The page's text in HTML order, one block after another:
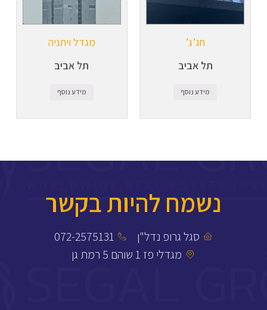
חג’ג’
תל אביב
מידע נוסף
מגדל ויתניה
תל אביב
מידע נוסף
נשמח להיות בקשר
סגל גרופ נדל"ן
072-2575131
מגדלי פז 1 שוהם 5 רמת גן